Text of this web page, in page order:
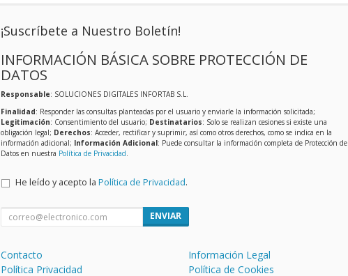
¡Suscríbete a Nuestro Boletín!
INFORMACIÓN BÁSICA SOBRE PROTECCIÓN DE
DATOS
Responsable: SOLUCIONES DIGITALES INFORTAB S.L.
Finalidad: Responder las consultas planteadas por el usuario y enviarle la información solicitada;
Legitimación: Consentimiento del usuario; Destinatarios: Solo se realizan cesiones si existe una
obligación legal; Derechos: Acceder, rectificar y suprimir, así como otros derechos, como se indica en la
información adicional; Información Adicional: Puede consultar la información completa de Protección de
Datos en nuestra Política de Privacidad.
He leído y acepto la Política de Privacidad.
ENVIAR
Contacto
Información Legal
Política Privacidad
Política de Cookies